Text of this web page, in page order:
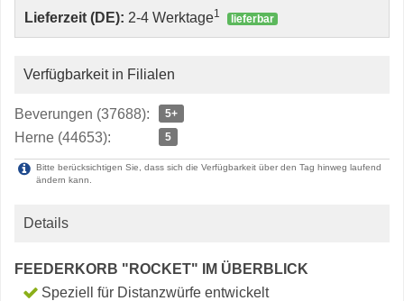
Lieferzeit (DE): 2-4 Werktage1 lieferbar
Verfügbarkeit in Filialen
Beverungen (37688): 5+
Herne (44653): 5
Bitte berücksichtigen Sie, dass sich die Verfügbarkeit über den Tag hinweg laufend
ändern kann.
Details
FEEDERKORB "ROCKET" IM ÜBERBLICK
Speziell für Distanzwürfe entwickelt